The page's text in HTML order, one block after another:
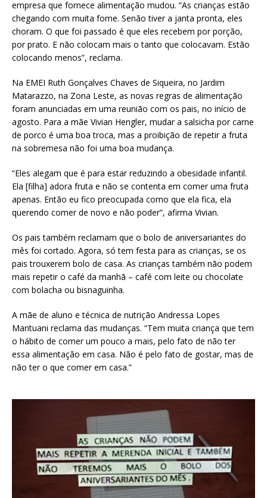
empresa que fornece alimentação mudou. “As crianças estão
chegando com muita fome. Senão tiver a janta pronta, eles
choram. O que foi passado é que eles recebem por porção,
por prato. E não colocam mais o tanto que colocavam. Estão
colocando menos”, reclama.
Na EMEI Ruth Gonçalves Chaves de Siqueira, no Jardim
Matarazzo, na Zona Leste, as novas regras de alimentação
foram anunciadas em uma reunião com os pais, no início de
agosto. Para a mãe Vivian Hengler, mudar a salsicha por carne
de porco é uma boa troca, mas a proibição de repetir a fruta
na sobremesa não foi uma boa mudança.
“Eles alegam que é para estar reduzindo a obesidade infantil.
Ela [filha] adora fruta e não se contenta em comer uma fruta
apenas. Então eu fico preocupada como que ela fica, ela
querendo comer de novo e não poder”, afirma Vivian.
Os pais também reclamam que o bolo de aniversariantes do
mês foi cortado. Agora, só tem festa para as crianças, se os
pais trouxerem bolo de casa. As crianças também não podem
mais repetir o café da manhã – café com leite ou chocolate
com bolacha ou bisnaguinha.
A mãe de aluno e técnica de nutrição Andressa Lopes
Mantuani reclama das mudanças. “Tem muita criança que tem
o hábito de comer um pouco a mais, pelo fato de não ter
essa alimentação em casa. Não é pelo fato de gostar, mas de
não ter o que comer em casa.”